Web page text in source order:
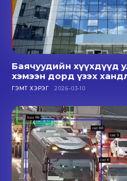
Баячуудийн хүүхдүүд
хэмээн дорд үзэх
ГЭМТ ХЭРЭГ 2026-03-10